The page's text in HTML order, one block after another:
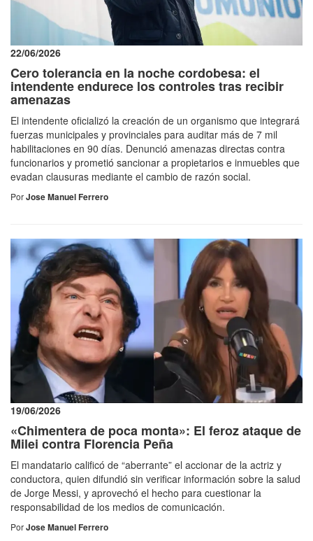
22/06/2026
Cero tolerancia en la noche cordobesa: el
intendente endurece los controles tras recibir
amenazas
El intendente oficializó la creación de un organismo que integrará
fuerzas municipales y provinciales para auditar más de 7 mil
habilitaciones en 90 días. Denunció amenazas directas contra
funcionarios y prometió sancionar a propietarios e inmuebles que
evadan clausuras mediante el cambio de razón social.
PorJose Manuel Ferrero
19/06/2026
«Chimentera de poca monta»: El feroz ataque de
Milei contra Florencia Peña
El mandatario calificó de “aberrante” el accionar de la actriz y
conductora, quien difundió sin verificar información sobre la salud
de Jorge Messi, y aprovechó el hecho para cuestionar la
responsabilidad de los medios de comunicación.
PorJose Manuel Ferrero